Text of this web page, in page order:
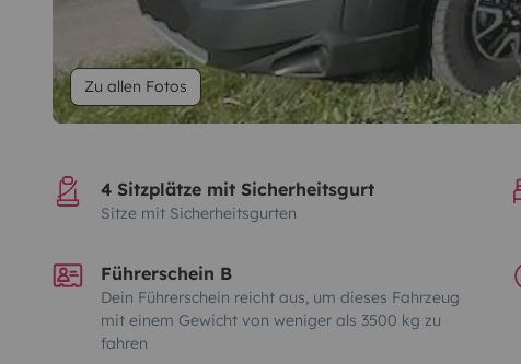
Zu allen Fotos
4 Sitzplätze mit Sicherheitsgurt
Sitze mit Sicherheitsgurten
Führerschein B
Dein Führerschein reicht aus, um dieses Fahrzeug
mit einem Gewicht von weniger als 3500 kg zu
fahren